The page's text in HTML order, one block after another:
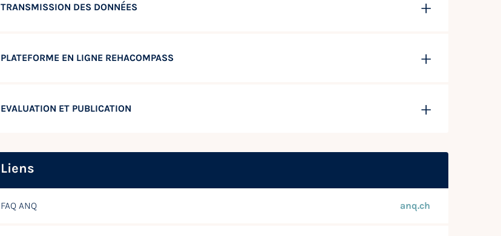
TRANSMISSION DES DONNÉES
PLATEFORME EN LIGNE REHACOMPASS
EVALUATION ET PUBLICATION
Liens
FAQ ANQ anq.ch